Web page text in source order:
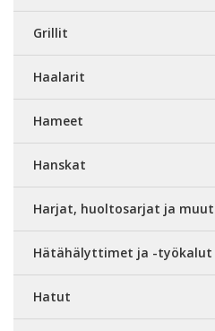
Grillit
Haalarit
Hameet
Hanskat
Harjat, huoltosarjat ja muut
Hätähälyttimet ja -työkalut
Hatut